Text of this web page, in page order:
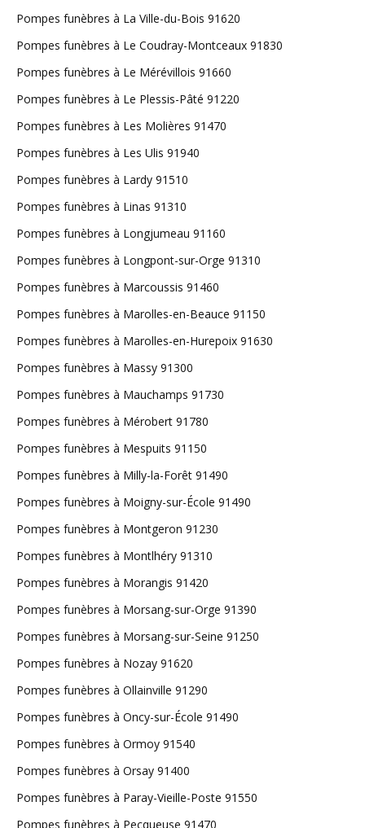
Pompes funèbres à La Ville-du-Bois 91620
Pompes funèbres à Le Coudray-Montceaux 91830
Pompes funèbres à Le Mérévillois 91660
Pompes funèbres à Le Plessis-Pâté 91220
Pompes funèbres à Les Molières 91470
Pompes funèbres à Les Ulis 91940
Pompes funèbres à Lardy 91510
Pompes funèbres à Linas 91310
Pompes funèbres à Longjumeau 91160
Pompes funèbres à Longpont-sur-Orge 91310
Pompes funèbres à Marcoussis 91460
Pompes funèbres à Marolles-en-Beauce 91150
Pompes funèbres à Marolles-en-Hurepoix 91630
Pompes funèbres à Massy 91300
Pompes funèbres à Mauchamps 91730
Pompes funèbres à Mérobert 91780
Pompes funèbres à Mespuits 91150
Pompes funèbres à Milly-la-Forêt 91490
Pompes funèbres à Moigny-sur-École 91490
Pompes funèbres à Montgeron 91230
Pompes funèbres à Montlhéry 91310
Pompes funèbres à Morangis 91420
Pompes funèbres à Morsang-sur-Orge 91390
Pompes funèbres à Morsang-sur-Seine 91250
Pompes funèbres à Nozay 91620
Pompes funèbres à Ollainville 91290
Pompes funèbres à Oncy-sur-École 91490
Pompes funèbres à Ormoy 91540
Pompes funèbres à Orsay 91400
Pompes funèbres à Paray-Vieille-Poste 91550
Pompes funèbres à Pecqueuse 91470